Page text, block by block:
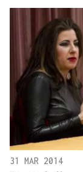
31 MAR 2014